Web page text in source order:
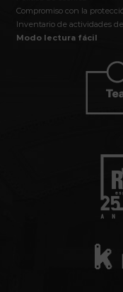
Compromiso con la
Inventario de actividades
Modo lectura fácil